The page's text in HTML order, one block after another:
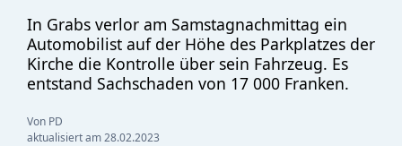
In Grabs verlor am Samstagnachmittag ein
Automobilist auf der Höhe des Parkplatzes der
Kirche die Kontrolle über sein Fahrzeug. Es
entstand Sachschaden von 17 000 Franken.
Von PD
aktualisiert am28.02.2023